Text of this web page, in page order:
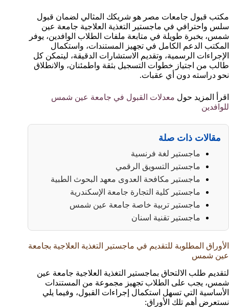
مكتب قبول جامعات مصر هو شريكك المثالي لضمان قبول
سلس واحترافي في ماجستير التغذية العلاجية جامعة عين
شمس، بخبرة طويلة في متابعة ملفات الطلاب الوافدين، يوفر
المكتب الدعم الكامل في تجهيز المستندات، واستكمال
الإجراءات الرسمية، وتقديم الاستشارات الدقيقة، ليتمكن كل
طالب من اجتياز خطوات التسجيل بثقة واطمئنان، والانطلاق
نحو دراسته دون أي عقبات.
اقرأ المزيد حول معدلات القبول في جامعة عين شمس
للوافدين
مقالات ذات صلة
ماجستير لغة فرنسية
ماجستير التسويق الرقمي
ماجستير مكافحة العدوى معهد البحوث الطبية
ماجستير كلية التجارة جامعة الإسكندرية
ماجستير تربية خاصة جامعة عين شمس
ماجستير تقنية اسنان
الأوراق المطلوبة للتقديم في ماجستير التغذية العلاجية بجامعة
عين شمس
لتقديم طلب الالتحاق بماجستير التغذية العلاجية جامعة عين
شمس، يجب على الطلاب تجهيز مجموعة من المستندات
الأساسية التي تسهل استكمال إجراءات القبول، وفيما يلي
نستعرض أهم تلك الأوراق: